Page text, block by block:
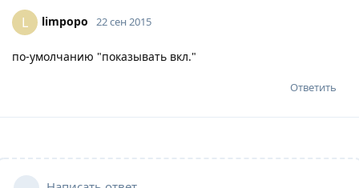
L limpopo 22 сен 2015
по-умолчанию "показывать вкл."
Ответить